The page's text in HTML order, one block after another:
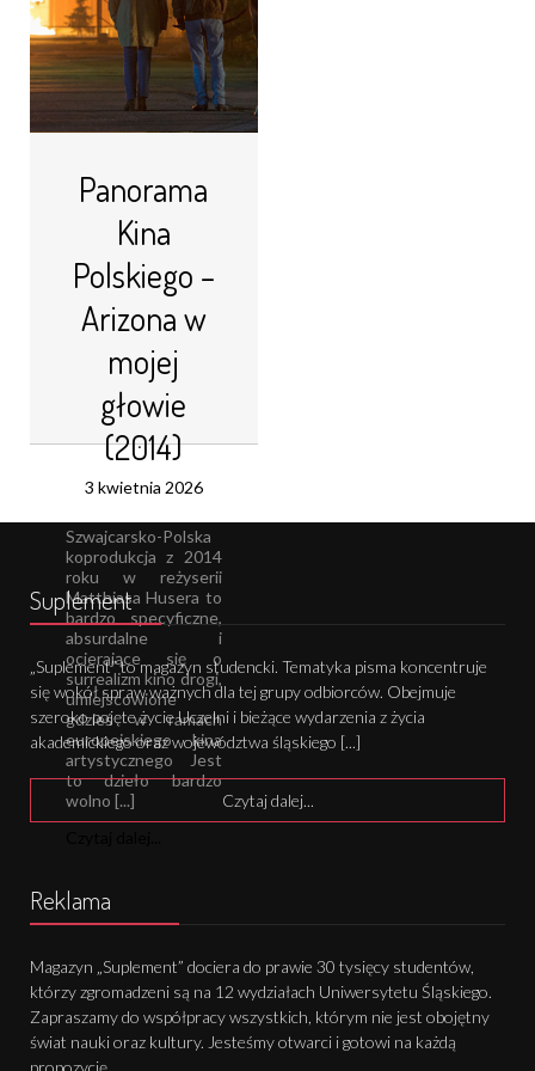
Panorama
Kina
Polskiego –
Arizona w
mojej
głowie
(2014)
3 kwietnia 2026
Szwajcarsko-Polska
koprodukcja z 2014
roku w reżyserii
Matthiasa Husera to
bardzo specyficzne,
absurdalne i
ocierające się o
surrealizm kino drogi,
umiejscowione
gdzieś w ramach
europejskiego kina
artystycznego Jest
to dzieło bardzo
wolno [...]
Suplement
„Suplement” to magazyn studencki. Tematyka pisma koncentruje
się wokół spraw ważnych dla tej grupy odbiorców. Obejmuje
szeroko pojęte życie Uczelni i bieżące wydarzenia z życia
akademickiego oraz województwa śląskiego [...]
Czytaj dalej...
Reklama
Magazyn „Suplement” dociera do prawie 30 tysięcy studentów,
którzy zgromadzeni są na 12 wydziałach Uniwersytetu Śląskiego.
Zapraszamy do współpracy wszystkich, którym nie jest obojętny
świat nauki oraz kultury. Jesteśmy otwarci i gotowi na każdą
propozycję.